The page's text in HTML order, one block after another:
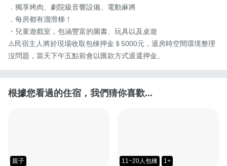
．獨享烤肉、劇院級音響設備、電動麻將
．每房都有溜滑梯！
・兒童遊戲室，包涵豐富的圖書、玩具以及桌遊
⚠️民宿主人將於現場收取包棟押金＄5000元，退房時空間環境整理
沒問題，當天下午五點前會以匯款方式退還押金。
根據您看過的住宿，我們猜你喜歡...
親子 11~20人包棟 1+